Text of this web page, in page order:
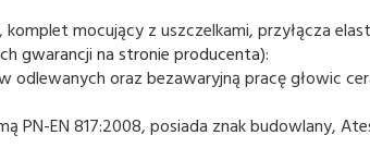
mocujący z uszczelkami, przyłącza
gwarancji na stronie producenta):
odlewanych oraz bezawaryjną pracę głowic
PN-EN 817:2008, posiada znak budowlany,